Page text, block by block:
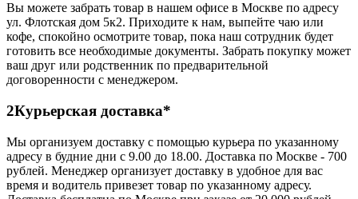
Вы можете забрать товар в нашем офисе в Москве по адресу
ул. Флотская дом 5к2. Приходите к нам, выпейте чаю или
кофе, спокойно осмотрите товар, пока наш сотрудник будет
готовить все необходимые документы. Забрать покупку может
ваш друг или родственник по предварительной
договоренности с менеджером.
2Курьерская доставка*
Мы организуем доставку с помощью курьера по указанному
адресу в будние дни с 9.00 до 18.00. Доставка по Москве - 700
рублей. Менеджер организует доставку в удобное для вас
время и водитель привезет товар по указанному адресу.